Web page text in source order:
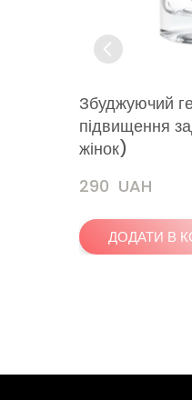
Збуджуючий
підвищення
жінок)
290  UAH
ДОДАТИ В